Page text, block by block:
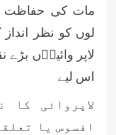
مات کی حفاظت
لوں کو نظر
لاپر وائیاؔں بڑے
اس لیے
لاپروائی کا
افسوس یا